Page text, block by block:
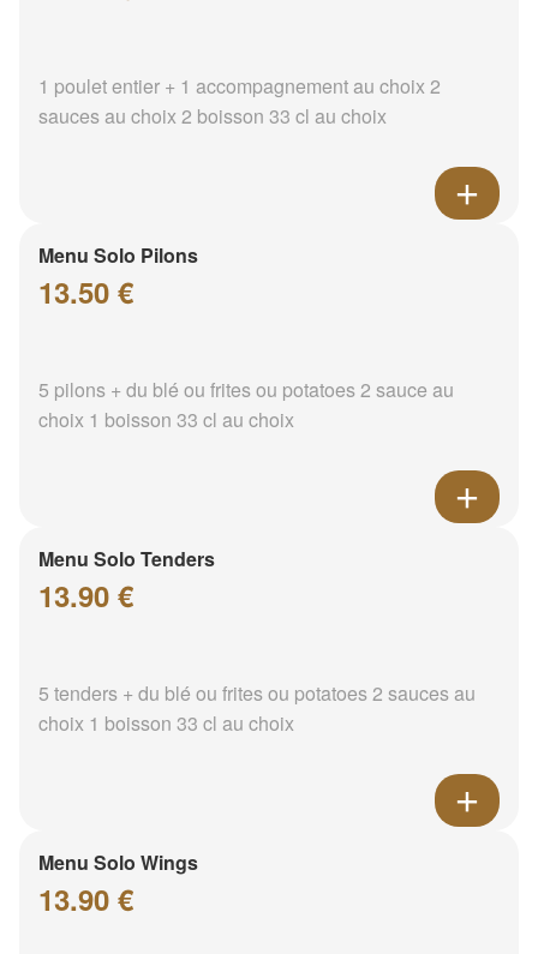
1 poulet entier + 1 accompagnement au choix 2
sauces au choix 2 boisson 33 cl au choix
Menu Solo Pilons
13.50 €
5 pilons + du blé ou frites ou potatoes 2 sauce au
choix 1 boisson 33 cl au choix
Menu Solo Tenders
13.90 €
5 tenders + du blé ou frites ou potatoes 2 sauces au
choix 1 boisson 33 cl au choix
Menu Solo Wings
13.90 €